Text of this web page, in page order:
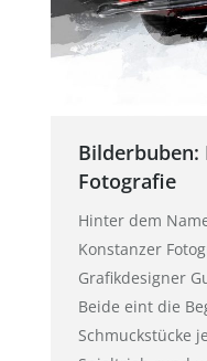
Bilderbuben:
Fotografie
Hinter dem
Konstanzer
Grafikdesigner
Beide eint die
Schmuckstücke